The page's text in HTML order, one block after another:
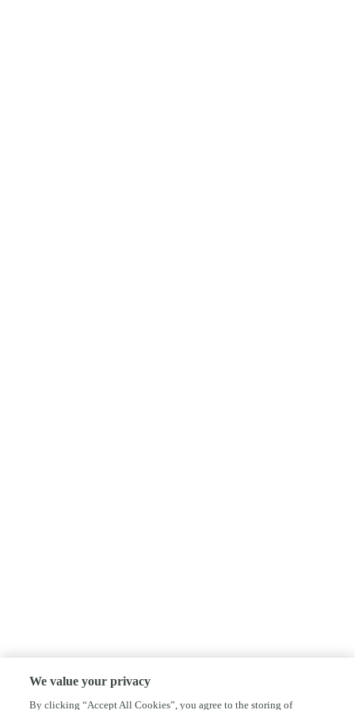
We value your privacy
By clicking “Accept All Cookies”, you agree to the storing of